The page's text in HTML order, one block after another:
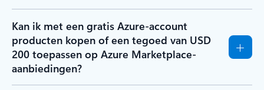
Kan ik met een gratis Azure-account
producten kopen of een tegoed van USD
200 toepassen op Azure Marketplace-
aanbiedingen?